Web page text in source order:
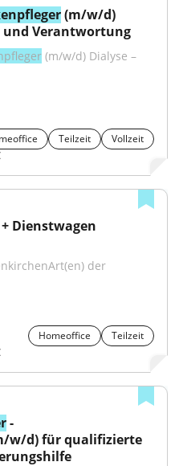
(m/w/d)
und Verantwortung
(m/w/d) Dialyse –
Teilzeit
Vollzeit
Dienstwagen
der
Homeoffice
Teilzeit
-
w/d) für qualifizierte